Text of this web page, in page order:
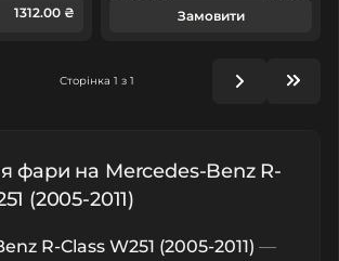
1312.00 ₴ Замовити
Сторінка 1 з 1
фари на Mercedes-Benz R-
(2005-2011)
R-Class W251 (2005-2011) —